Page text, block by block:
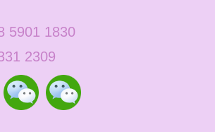
5901 1830
2309